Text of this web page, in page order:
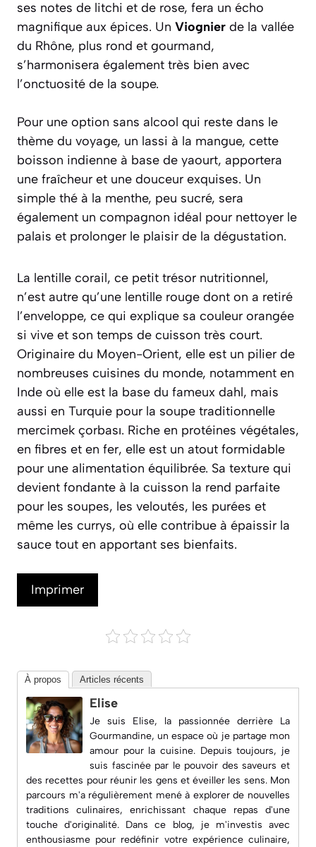
ses notes de litchi et de rose, fera un écho
magnifique aux épices. Un Viognier de la vallée
du Rhône, plus rond et gourmand,
s’harmonisera également très bien avec
l’onctuosité de la soupe.
Pour une option sans alcool qui reste dans le
thème du voyage, un lassi à la mangue, cette
boisson indienne à base de yaourt, apportera
une fraîcheur et une douceur exquises. Un
simple thé à la menthe, peu sucré, sera
également un compagnon idéal pour nettoyer le
palais et prolonger le plaisir de la dégustation.
La lentille corail, ce petit trésor nutritionnel,
n’est autre qu’une lentille rouge dont on a retiré
l’enveloppe, ce qui explique sa couleur orangée
si vive et son temps de cuisson très court.
Originaire du Moyen-Orient, elle est un pilier de
nombreuses cuisines du monde, notamment en
Inde où elle est la base du fameux dahl, mais
aussi en Turquie pour la soupe traditionnelle
mercimek çorbası. Riche en protéines végétales,
en fibres et en fer, elle est un atout formidable
pour une alimentation équilibrée. Sa texture qui
devient fondante à la cuisson la rend parfaite
pour les soupes, les veloutés, les purées et
même les currys, où elle contribue à épaissir la
sauce tout en apportant ses bienfaits.
Imprimer
À propos Articles récents
Elise
Je suis Elise, la passionnée derrière La
Gourmandine, un espace où je partage mon
amour pour la cuisine. Depuis toujours, je
suis fascinée par le pouvoir des saveurs et
des recettes pour réunir les gens et éveiller les sens. Mon
parcours m'a régulièrement mené à explorer de nouvelles
traditions culinaires, enrichissant chaque repas d'une
touche d'originalité. Dans ce blog, je m'investis avec
enthousiasme pour redéfinir votre expérience culinaire,